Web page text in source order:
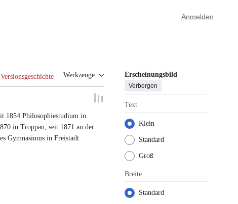
Anmelden
Versionsgeschichte Werkzeuge Erscheinungsbild
Verbergen
Text
Klein
Standard
Groß
Breite
Standard
1854 Philosophiestudium in
in Troppau, seit 1871 an der
Gymnasiums in Freistadt.